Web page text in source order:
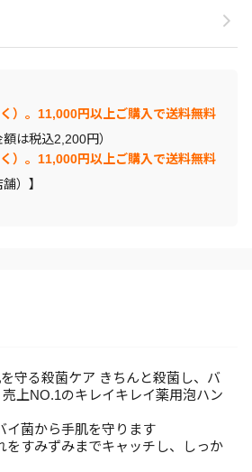
）。11,000円以上ご購入で送料無料
は税込2,200円）
）。11,000円以上ご購入で送料無料
）】
守る殺菌ケア きちんと殺菌し、バ
上NO.1のキレイキレイ薬用泡ハン
イ菌から手肌を守ります
をすみずみまでキャッチし、しっか